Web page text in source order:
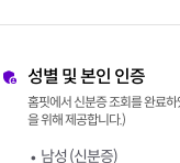
성별 및 본인 인증
홈핏에서 신분증 조회를 완료
을 위해 제공합니다.)
남성 (신분증)